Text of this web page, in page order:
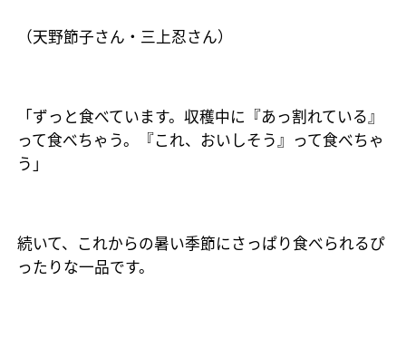
（天野節子さん・三上忍さん）
「ずっと食べています。収穫中に『あっ割れている』
って食べちゃう。『これ、おいしそう』って食べちゃ
う」
続いて、これからの暑い季節にさっぱり食べられるぴ
ったりな一品です。